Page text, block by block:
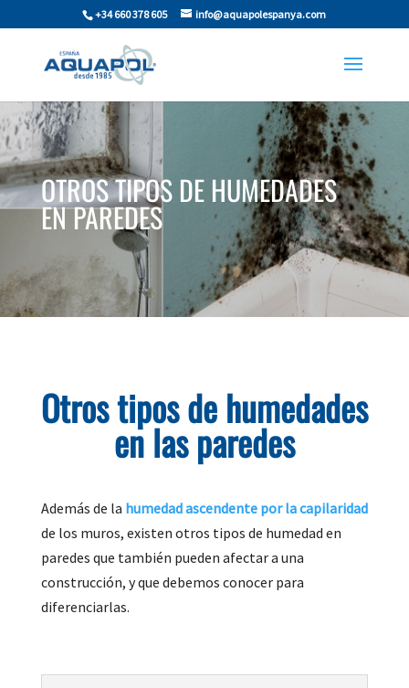
+34 660 378 605 info@aquapolespanya.com
OTROS TIPOS DE HUMEDADES
EN PAREDES
Otros tipos de humedades
en las paredes
Además de la humedad ascendente por la capilaridad
de los muros, existen otros tipos de humedad en
paredes que también pueden afectar a una
construcción, y que debemos conocer para
diferenciarlas.